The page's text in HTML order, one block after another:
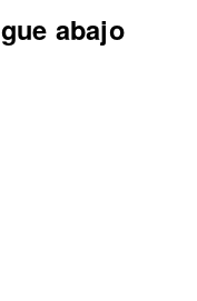
abajo